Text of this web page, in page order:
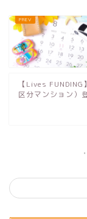
【Lives
区分マンション）